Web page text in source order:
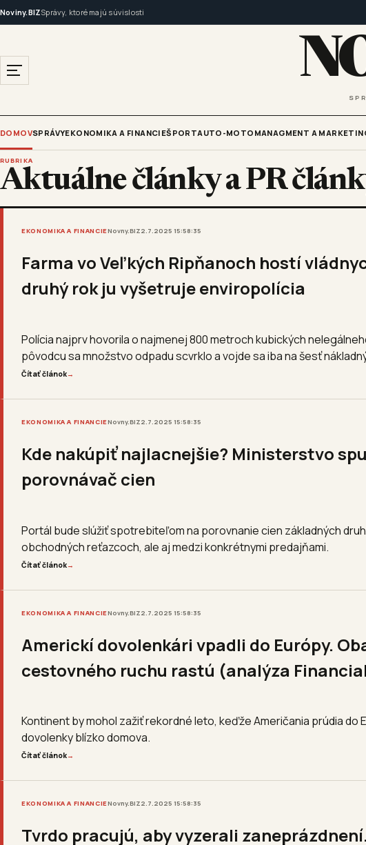
Noviny.BIZSprávy, ktoré majú súvislosti
DOMOVSPRÁVYEKONOMIKA A FINANCIEŠPORTAUTO-MOTO MANAGMENT A
RUBRIKA
Aktuálne články a PR
EKONOMIKA A FINANCIENovny.BIZ2.7.2025 15:58:35
Farma vo Veľkých Ripňanoch hostí
druhý rok ju vyšetruje enviropolícia
Polícia najprv hovorila o najmenej 800 metroch kubických
pôvodcu sa množstvo odpadu scvrklo a vojde sa iba na šesť
Čítať článok→
EKONOMIKA A FINANCIENovny.BIZ2.7.2025 15:58:35
Kde nakúpiť najlacnejšie? Ministerstvo
porovnávač cien
Portál bude slúžiť spotrebiteľom na porovnanie cien základných
obchodných reťazcoch, ale aj medzi konkrétnymi predajňami.
Čítať článok→
EKONOMIKA A FINANCIENovny.BIZ2.7.2025 15:58:35
Americkí dovolenkári vpadli do Európy.
cestovného ruchu rastú (analýza
Kontinent by mohol zažiť rekordné leto, keďže Američania prúdia do
dovolenky blízko domova.
Čítať článok→
EKONOMIKA A FINANCIENovny.BIZ2.7.2025 15:58:35
Tvrdo pracujú, aby vyzerali